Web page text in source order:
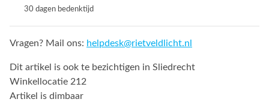
30 dagen bedenktijd
Vragen? Mail ons: helpdesk@rietveldlicht.nl
Dit artikel is ook te bezichtigen in Sliedrecht
Winkellocatie 212
Artikel is dimbaar